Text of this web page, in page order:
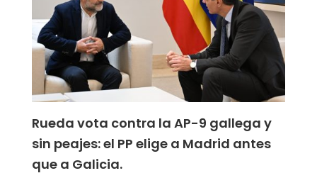
Rueda vota contra la AP-9 gallega y
sin peajes: el PP elige a Madrid antes
que a Galicia.